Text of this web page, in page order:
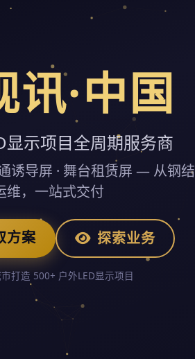
讯·中国
显示项目全周期服务商
诱导屏 · 舞台租赁屏 — 从钢
维，一站式交付
方案 探索业务
打造 500+ 户外LED显示项目